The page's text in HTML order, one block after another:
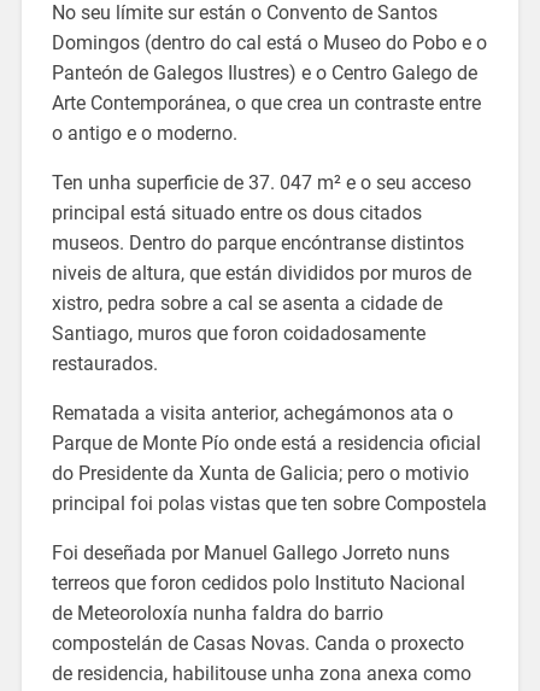
No seu límite sur están o Convento de Santos
Domingos (dentro do cal está o Museo do Pobo e o
Panteón de Galegos Ilustres) e o Centro Galego de
Arte Contemporánea, o que crea un contraste entre
o antigo e o moderno.
Ten unha superficie de 37. 047 m² e o seu acceso
principal está situado entre os dous citados
museos. Dentro do parque encóntranse distintos
niveis de altura, que están divididos por muros de
xistro, pedra sobre a cal se asenta a cidade de
Santiago, muros que foron coidadosamente
restaurados.
Rematada a visita anterior, achegámonos ata o
Parque de Monte Pío onde está a residencia oficial
do Presidente da Xunta de Galicia; pero o motivio
principal foi polas vistas que ten sobre Compostela
Foi deseñada por Manuel Gallego Jorreto nuns
terreos que foron cedidos polo Instituto Nacional
de Meteoroloxía nunha faldra do barrio
compostelán de Casas Novas. Canda o proxecto
de residencia, habilitouse unha zona anexa como